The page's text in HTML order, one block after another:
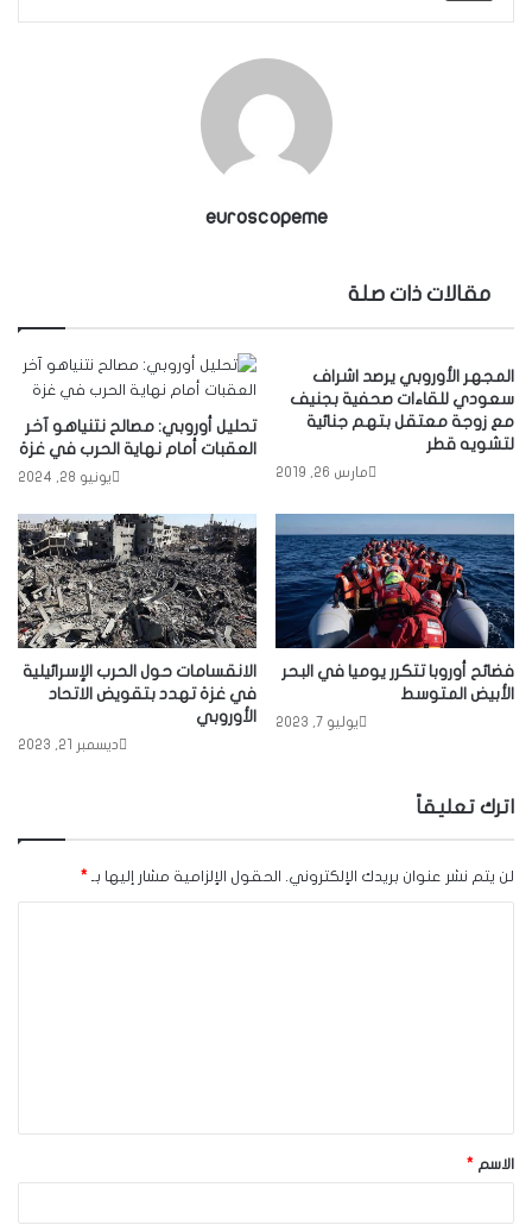
euroscopeme
مقالات ذات صلة
تحليل أوروبي: مصالح نتنياهو آخر
العقبات أمام نهاية الحرب في غزة
يونيو 28, 2024
المجهر الأوروبي يرصد اشراف
سعودي للقاءات صحفية بجنيف
مع زوجة معتقل بتهم جنائية
لتشويه قطر
مارس 26, 2019
الانقسامات حول الحرب الإسرائيلية
في غزة تهدد بتقويض الاتحاد
الأوروبي
ديسمبر 21, 2023
فضائح أوروبا تتكرر يوميا في البحر
الأبيض المتوسط
يوليو 7, 2023
اترك تعليقاً
لن يتم نشر عنوان بريدك الإلكتروني. الحقول الإلزامية مشار إليها بـ *
ق
*الاسم *